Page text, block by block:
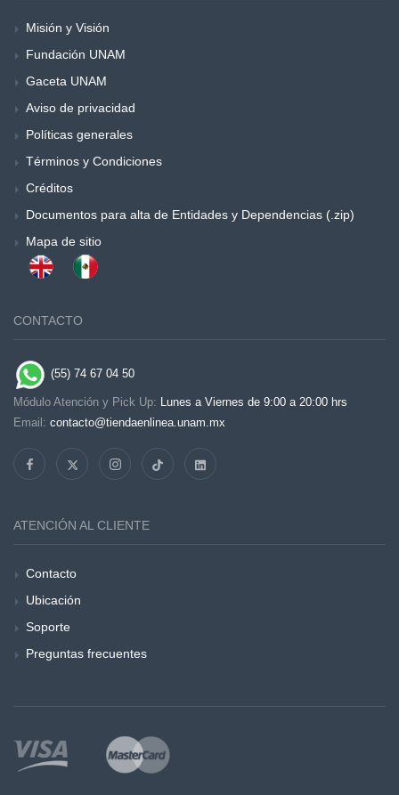
Misión y Visión
Fundación UNAM
Gaceta UNAM
Aviso de privacidad
Políticas generales
Términos y Condiciones
Créditos
Documentos para alta de Entidades y Dependencias (.zip)
Mapa de sitio
CONTACTO
(55) 74 67 04 50
Módulo Atención y Pick Up: Lunes a Viernes de 9:00 a 20:00 hrs
Email: contacto@tiendaenlinea.unam.mx
ATENCIÓN AL CLIENTE
Contacto
Ubicación
Soporte
Preguntas frecuentes